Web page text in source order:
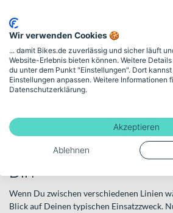
Neben kompletten Bikes bietet Ca Go auch
Zubehörwelt. Auf der offiziellen Zubehör-
sich, dass das System über das reine
Erweiterungen und ergänzende
dabei, Dein Bike an Deine individuellen
– egal ob für Familie oder gewerblichen
vielseitigen Begleitern im urbanen Raum.
Welche Ca Go
Dir?
Wenn Du zwischen verschiedenen Linien
Blick auf Deinen typischen Einsatzzweck.
Wir verwenden Cookies 🍪
... damit Bikes.de zuverlässig und sicher läuft
Website-Erlebnis bieten können. Weitere
du unter dem Punkt "Einstellungen". Dort
Einstellungen anpassen. Weitere Informationen
Datenschutzerklärung.
Akzeptieren
Ablehnen